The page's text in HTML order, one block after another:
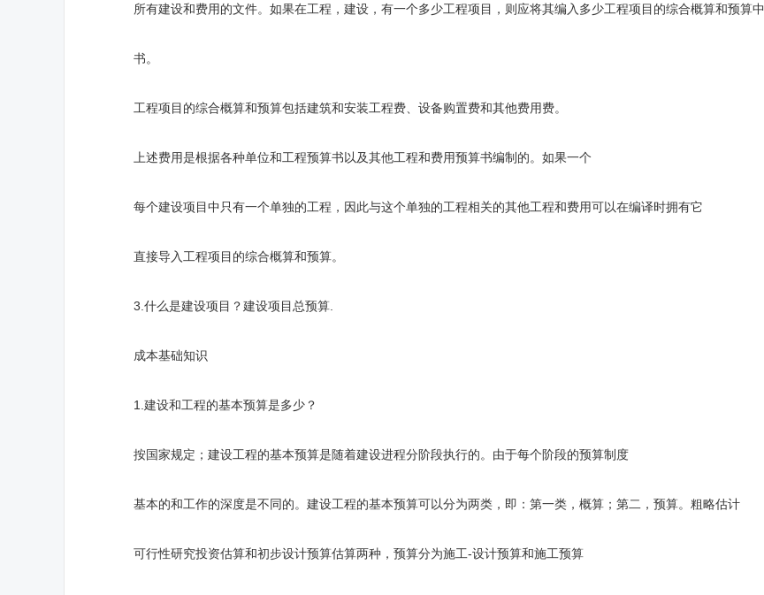
所有建设和费用的文件。如果在工程，建设，有一个多少工程项目，则应将其编入多少工程项目的综合概算和预算中
书。
工程项目的综合概算和预算包括建筑和安装工程费、设备购置费和其他费用费。
上述费用是根据各种单位和工程预算书以及其他工程和费用预算书编制的。如果一个
每个建设项目中只有一个单独的工程，因此与这个单独的工程相关的其他工程和费用可以在编译时拥有它
直接导入工程项目的综合概算和预算。
3.什么是建设项目？建设项目总预算.
成本基础知识
1.建设和工程的基本预算是多少？
按国家规定；建设工程的基本预算是随着建设进程分阶段执行的。由于每个阶段的预算制度
基本的和工作的深度是不同的。建设工程的基本预算可以分为两类，即：第一类，概算；第二，预算。粗略估计
可行性研究投资估算和初步设计预算估算两种，预算分为施工-设计预算和施工预算